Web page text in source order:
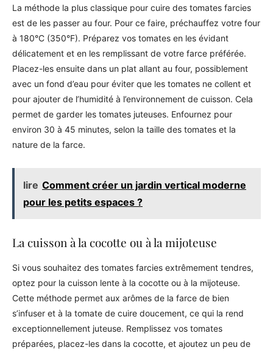
La méthode la plus classique pour cuire des tomates farcies
est de les passer au four. Pour ce faire, préchauffez votre four
à 180°C (350°F). Préparez vos tomates en les évidant
délicatement et en les remplissant de votre farce préférée.
Placez-les ensuite dans un plat allant au four, possiblement
avec un fond d’eau pour éviter que les tomates ne collent et
pour ajouter de l’humidité à l’environnement de cuisson. Cela
permet de garder les tomates juteuses. Enfournez pour
environ 30 à 45 minutes, selon la taille des tomates et la
nature de la farce.
lire Comment créer un jardin vertical moderne
pour les petits espaces ?
La cuisson à la cocotte ou à la mijoteuse
Si vous souhaitez des tomates farcies extrêmement tendres,
optez pour la cuisson lente à la cocotte ou à la mijoteuse.
Cette méthode permet aux arômes de la farce de bien
s’infuser et à la tomate de cuire doucement, ce qui la rend
exceptionnellement juteuse. Remplissez vos tomates
préparées, placez-les dans la cocotte, et ajoutez un peu de